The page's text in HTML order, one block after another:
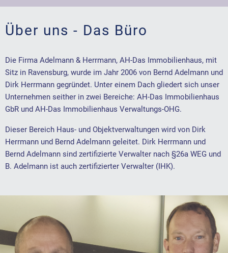
Über uns - Das Büro
Die Firma Adelmann & Herrmann, AH-Das Immobilienhaus, mit
Sitz in Ravensburg, wurde im Jahr 2006 von Bernd Adelmann und
Dirk Herrmann gegründet. Unter einem Dach gliedert sich unser
Unternehmen seither in zwei Bereiche: AH-Das Immobilienhaus
GbR und AH-Das Immobilienhaus Verwaltungs-OHG.
Dieser Bereich Haus- und Objektverwaltungen wird von Dirk
Herrmann und Bernd Adelmann geleitet. Dirk Herrmann und
Bernd Adelmann sind zertifizierte Verwalter nach §26a WEG und
B. Adelmann ist auch zertifizierter Verwalter (IHK).